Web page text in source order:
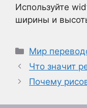
Используйте
ширины и
Рубрики
Мир
Что значит
Почему